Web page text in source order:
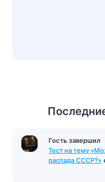
Гость завершил
Тест на тему
распада СССР?»